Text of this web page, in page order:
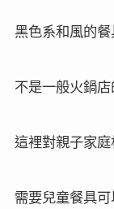
黑色系和風的
不是一般火鍋
這裡對親子家庭
需要兒童餐具